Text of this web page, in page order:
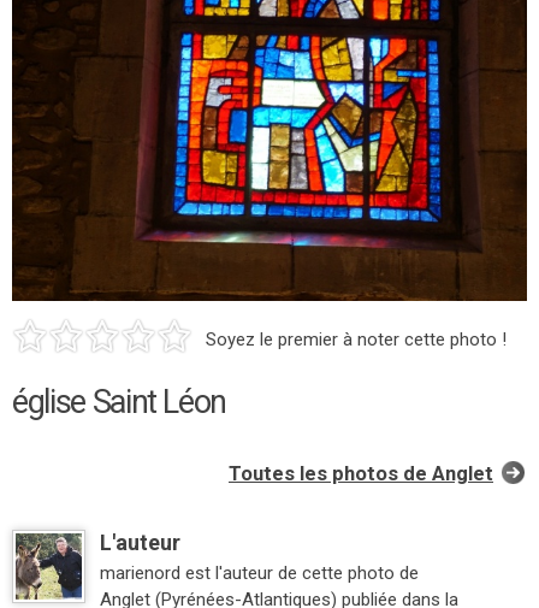
Soyez le premier à noter cette photo !
église Saint Léon
Toutes les photos de Anglet
L'auteur
marienord est l'auteur de cette photo de
Anglet (Pyrénées-Atlantiques) publiée dans la